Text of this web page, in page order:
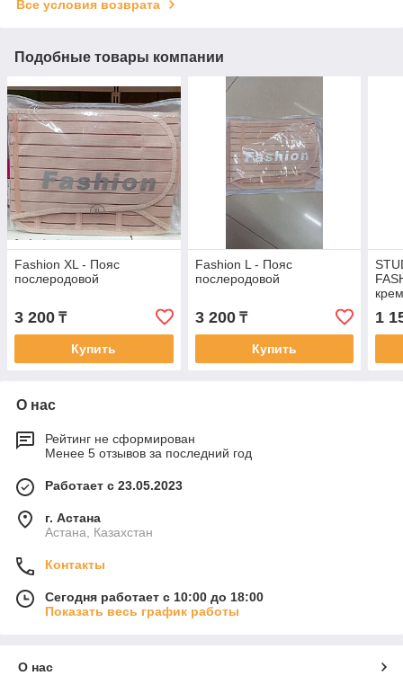
Все условия возврата
Подобные товары компании
Fashion XL - Пояс
послеродовой
3 200 ₸
Купить
Fashion L - Пояс
послеродовой
3 200₸
Купить
50/
1
О нас
Рейтинг не сформирован
Менее 5 отзывов за последний год
Работает с 23.05.2023
г. Астана
Астана, Казахстан
Контакты
Сегодня работает с 10:00 до 18:00
Показать весь график работы
О нас